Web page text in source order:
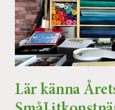
Lär känna